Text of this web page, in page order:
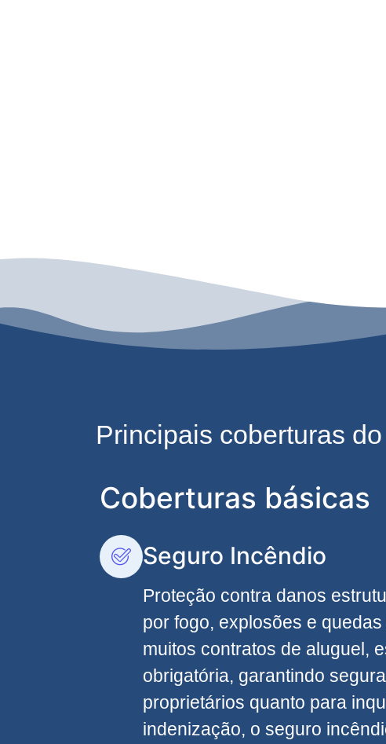
Principais coberturas
Coberturas básicas
Seguro Incêndio
Proteção contra danos
por fogo, explosões e
muitos contratos de aluguel,
obrigatória, garantindo
proprietários quanto para
indenização, o seguro